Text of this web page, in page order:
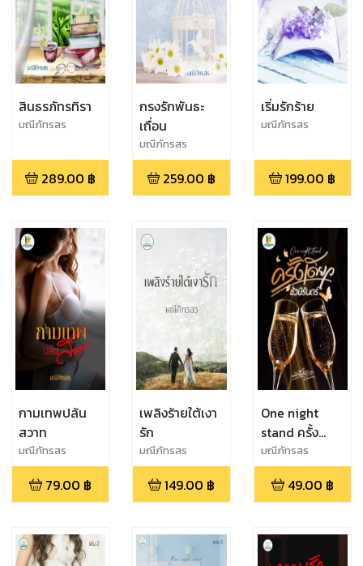
สินธรภัทรทิรา
มณีภัทรสร
289.00 ฿
กรงรักพันธะ
เถื่อน
มณีภัทรสร
259.00 ฿
เริ่มรักร้าย
มณีภัทรสร
199.00 ฿
กามเทพปล้น
สวาท
มณีภัทรสร
79.00 ฿
เพลิงร้ายใต้เงา
รัก
มณีภัทรสร
149.00 ฿
One night
stand ครั้ง
เดียวชั่วนิรันดร์
(เล่ม1)
มณีภัทรสร
49.00 ฿